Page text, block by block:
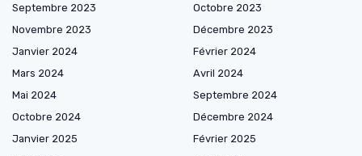
Septembre 2023
Octobre 2023
Novembre 2023
Décembre 2023
Janvier 2024
Février 2024
Mars 2024
Avril 2024
Mai 2024
Septembre 2024
Octobre 2024
Décembre 2024
Janvier 2025
Février 2025